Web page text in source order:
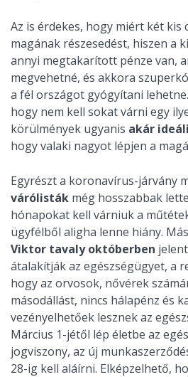
Az is érdekes, hogy miért két kis
magának részesedést, hiszen a
annyi megtakarított pénze van,
megvehetné, és akkora
a fél országot gyógyítani
hogy nem kell sokat várni egy
körülmények ugyanis akár
hogy valaki nagyot lépjen a
Egyrészt a koronavírus-járvány
várólisták még hosszabbak
hónapokat kell várniuk a
ügyfélből aligha lenne hiány.
Viktor tavaly októberben
átalakítják az egészségügyet, a
hogy az orvosok, nővérek
másodállást, nincs hálapénz és
vezényelhetőek lesznek az
Március 1-jétől lép életbe az
jogviszony, az új
28-ig kell aláírni. Elképzelhető,